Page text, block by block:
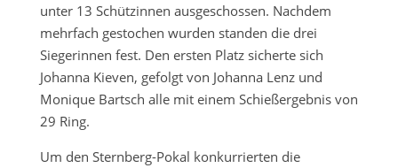
unter 13 Schützinnen ausgeschossen. Nachdem
mehrfach gestochen wurden standen die drei
Siegerinnen fest. Den ersten Platz sicherte sich
Johanna Kieven, gefolgt von Johanna Lenz und
Monique Bartsch alle mit einem Schießergebnis von
29 Ring.
Um den Sternberg-Pokal konkurrierten die